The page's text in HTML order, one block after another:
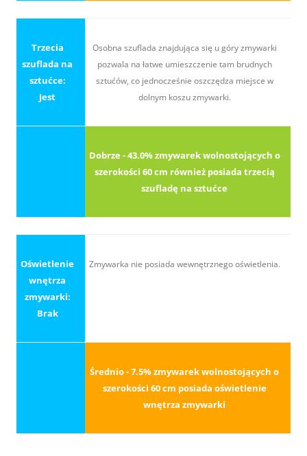
Trzecia
szuflada na
sztućce:
Jest
Osobna szuflada znajdująca się u góry zmywarki
pozwala na łatwe umieszczenie tam brudnych
sztućów, co jednocześnie oszczędza miejsce w
dolnym koszu zmywarki.
Dobrze - 43.0% zmywarek wolnostojących o
szerokości 60 cm również posiada trzecią
szufladę na sztućce
Oświetlenie
wnętrza
zmywarki:
Brak
Zmywarka nie posiada wewnętrznego oświetlenia.
Średnio - 7.5% zmywarek wolnostojących o
szerokości 60 cm posiada oświetlenie
wnętrza zmywarki